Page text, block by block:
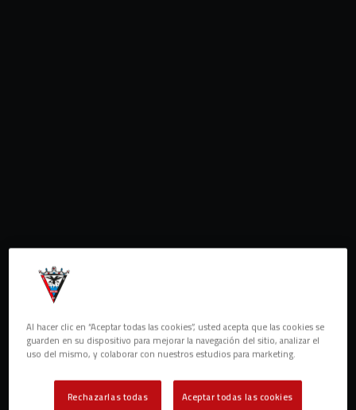
Al hacer clic en “Aceptar todas las cookies”, usted acepta que las cookies se
guarden en su dispositivo para mejorar la navegación del sitio, analizar el
uso del mismo, y colaborar con nuestros estudios para marketing.
Rechazarlas todas Aceptar todas las cookies